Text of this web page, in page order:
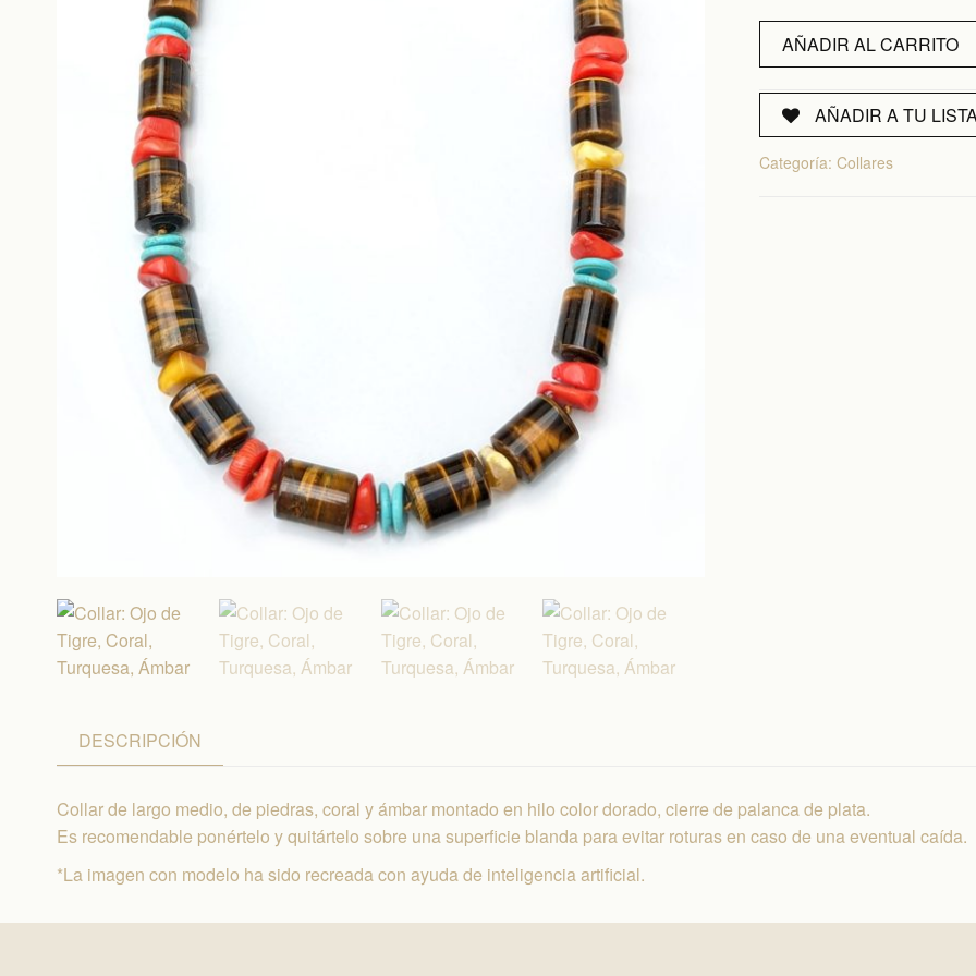
Collar:
Ojo
de
Tigre,
Coral,
Turquesa,
AÑADIR AL CARRITO
AÑADIR A TU
Categoría: Collares
DESCRIPCIÓN
Collar de largo medio, de piedras, coral y ámbar montado en hilo color dorado, cierre de palanca de plata.
Es recomendable ponértelo y quitártelo sobre una superficie blanda para evitar roturas en caso de una eventual caída.
*La imagen con modelo ha sido recreada con ayuda de inteligencia artificial.